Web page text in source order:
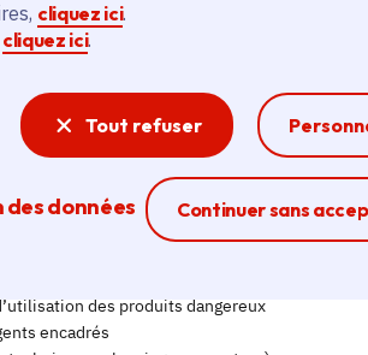
cliquez ici.
cliquez ici.
Tout refuser
données Continuer sans
Ferme la